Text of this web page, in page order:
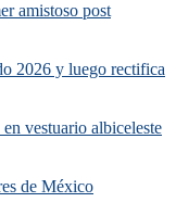
amistoso post
2026 y luego rectifica
vestuario albiceleste
de México